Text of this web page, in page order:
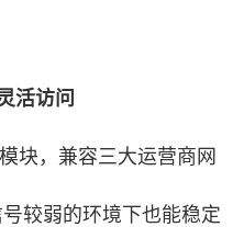
活访问
块，兼容三大运营商网
较弱的环境下也能稳定